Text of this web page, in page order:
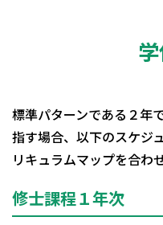
標準パターンである２年
指す場合、以下のスケジ
リキュラムマップを合わ
修士課程１年次